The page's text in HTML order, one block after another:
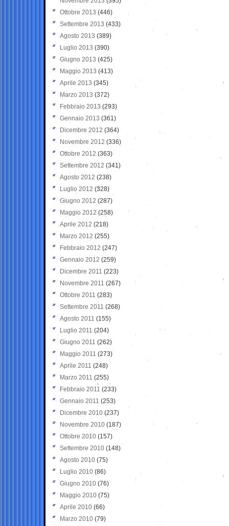
Ottobre 2013 (446)
Settembre 2013 (433)
Agosto 2013 (389)
Luglio 2013 (390)
Giugno 2013 (425)
Maggio 2013 (413)
Aprile 2013 (345)
Marzo 2013 (372)
Febbraio 2013 (293)
Gennaio 2013 (361)
Dicembre 2012 (364)
Novembre 2012 (336)
Ottobre 2012 (363)
Settembre 2012 (341)
Agosto 2012 (238)
Luglio 2012 (328)
Giugno 2012 (287)
Maggio 2012 (258)
Aprile 2012 (218)
Marzo 2012 (255)
Febbraio 2012 (247)
Gennaio 2012 (259)
Dicembre 2011 (223)
Novembre 2011 (267)
Ottobre 2011 (283)
Settembre 2011 (268)
Agosto 2011 (155)
Luglio 2011 (204)
Giugno 2011 (262)
Maggio 2011 (273)
Aprile 2011 (248)
Marzo 2011 (255)
Febbraio 2011 (233)
Gennaio 2011 (253)
Dicembre 2010 (237)
Novembre 2010 (187)
Ottobre 2010 (157)
Settembre 2010 (148)
Agosto 2010 (75)
Luglio 2010 (86)
Giugno 2010 (76)
Maggio 2010 (75)
Aprile 2010 (66)
Marzo 2010 (79)